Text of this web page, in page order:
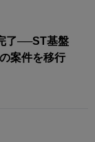
了──ST基盤
案件を移行